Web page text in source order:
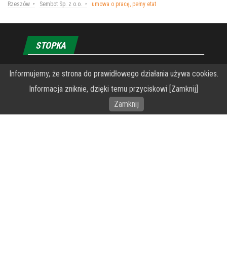
Rzeszów Sembot Sp. z o.o. umowa o pracę, pełny etat
STOPKA
O Fundacji PRZEkarpacie
Wykonanie portalu – specjaliści stron www WordPress
Informujemy, że strona do prawidłowego działania używa cookies.
Informacja zniknie, dzięki temu przyciskowi [Zamknij]
Zamknij